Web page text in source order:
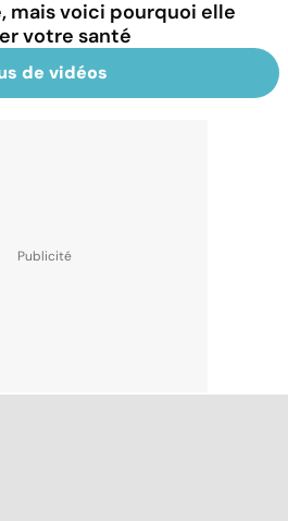
mais voici pourquoi elle
votre santé
de vidéos